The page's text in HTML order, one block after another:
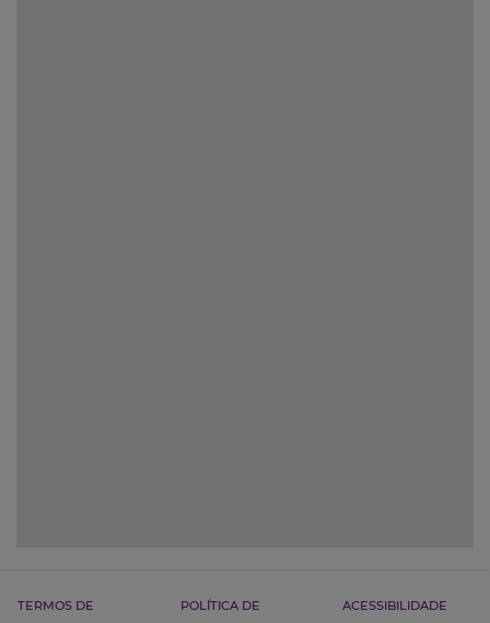
TERMOS DE
POLÍTICA DE
ACESSIBILIDADE